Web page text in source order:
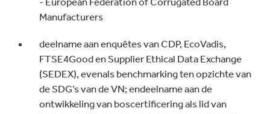
Manufacturers
deelname aan enquêtes van CDP, EcoVadis,
FTSE4Good en Supplier Ethical Data Exchange
(SEDEX), evenals benchmarking ten opzichte van
de SDG’s van de VN; endeelname aan de
ontwikkeling van boscertificering als lid van